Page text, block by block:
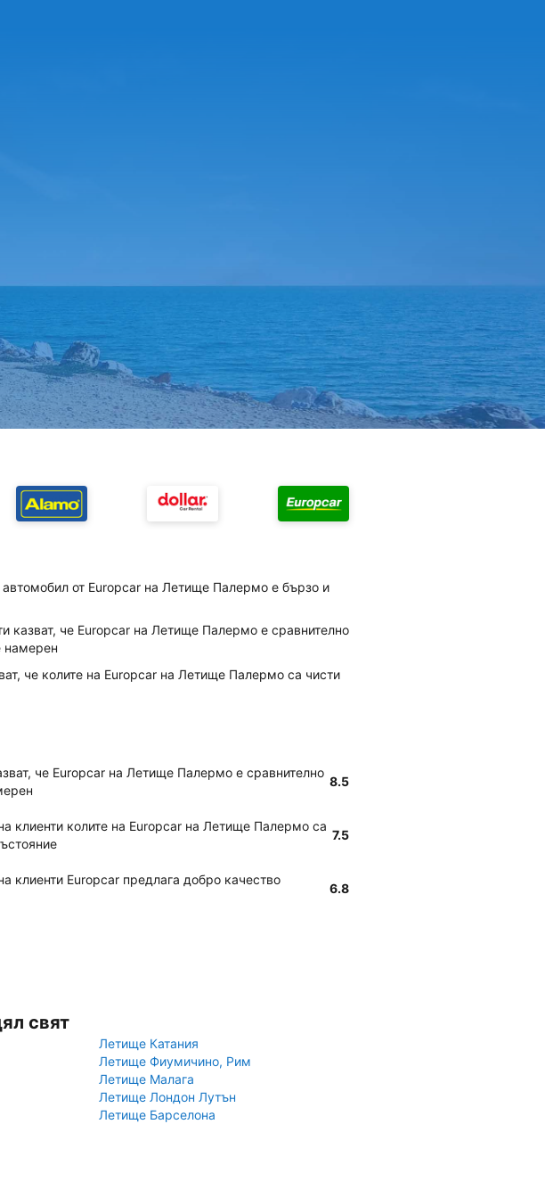
от Europcar на Летище Палермо е бързо и
казват, че Europcar на Летище Палермо е сравнително
намерен
че колите на Europcar на Летище Палермо са чисти
че Europcar на Летище Палермо е сравнително
8.5
клиенти колите на Europcar на Летище Палермо са
7.5
клиенти Europcar предлага добро качество
6.8
свят
Летище Катания
Летище Фиумичино, Рим
Летище Малага
Летище Лондон Лутън
Летище Барселона